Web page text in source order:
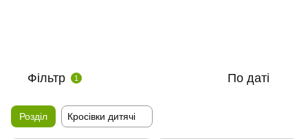
Фільтр 1 По даті
Розділ Кросівки дитячі